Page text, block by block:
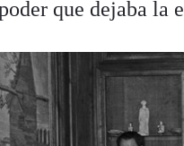
que dejaba la